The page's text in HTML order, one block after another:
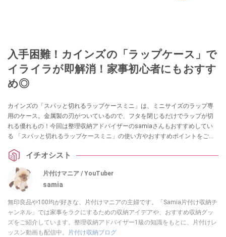
入手困難！カインズの「ラップケース」で
イライラが即解消！家事初心者にもおすす
め◎
カインズの「スパッと切れるラップケースミニ」は、ミニサイズのラップ専
用のケース。金属製の刃がついているので、フタを閉じるだけでラップが切
れる優れもの！今回は整理収納アドバイザーのsamiaさんもおすすめしてい
る 「スパッと切れるラップケースミニ」の使い方やおすすめポイントをご紹
イチオシスト
片付けマニア / YouTuber
samia
無印良品や100均が好きな、片付けマニアの主婦です。「Samia片付け収納チ
ャンネル」では家事をラクにするための収納アイデアや、おすすめ収納グッ
ズをご紹介しています。整理収納アドバイザー1級の知識をもとに、片付けレ
ッスン動画も配信中。
片付け収納ブログ